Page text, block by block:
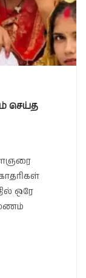
செய்த
ஒரே